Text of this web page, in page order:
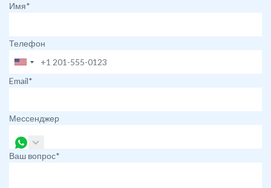
Имя*
Телефон
Email*
Мессенджер
Ваш вопрос*